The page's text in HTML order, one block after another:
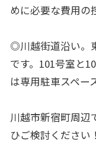
めに必要な費用の
◎川越街道沿い。
です。101号室と
は専用駐車スペー
川越市新宿町周辺
ひご検討ください！